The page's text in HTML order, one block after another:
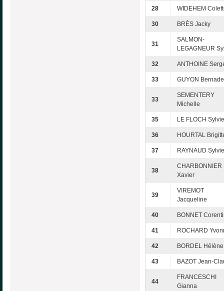
28 WIDEHEM
30 BRÈS Jacky
31
SALMON-
LEGAGNEUR
32 ANTHOINE
33 GUYON
33
SEMENTERY
Michelle
35 LE FLOCH Sylvie
36 HOURTAL
37 RAYNAUD Sylvie
38
CHARBONNIER
Xavier
39
VIREMOT
Jacqueline
40 BONNET
41 ROCHARD
42 BORDEL Hélène
43 BAZOT Jean-
44
FRANCESCHI
Gianna